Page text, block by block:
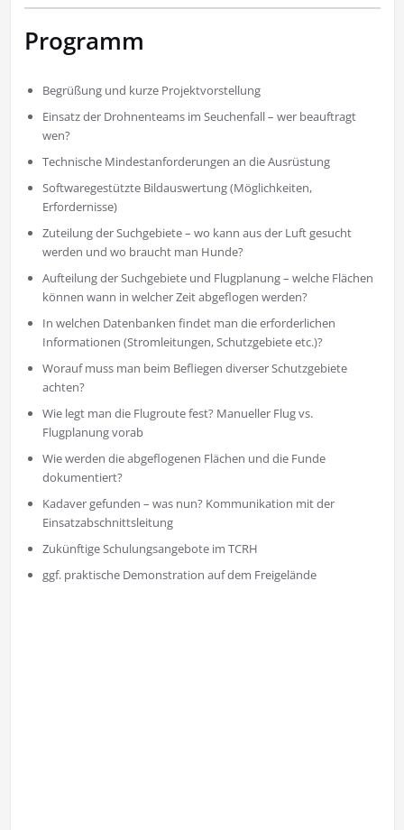
Programm
Begrüßung und kurze Projektvorstellung
Einsatz der Drohnenteams im Seuchenfall – wer beauftragt
wen?
Technische Mindestanforderungen an die Ausrüstung
Softwaregestützte Bildauswertung (Möglichkeiten,
Erfordernisse)
Zuteilung der Suchgebiete – wo kann aus der Luft gesucht
werden und wo braucht man Hunde?
Aufteilung der Suchgebiete und Flugplanung – welche Flächen
können wann in welcher Zeit abgeflogen werden?
In welchen Datenbanken findet man die erforderlichen
Informationen (Stromleitungen, Schutzgebiete etc.)?
Worauf muss man beim Befliegen diverser Schutzgebiete
achten?
Wie legt man die Flugroute fest? Manueller Flug vs.
Flugplanung vorab
Wie werden die abgeflogenen Flächen und die Funde
dokumentiert?
Kadaver gefunden – was nun? Kommunikation mit der
Einsatzabschnittsleitung
Zukünftige Schulungsangebote im TCRH
ggf. praktische Demonstration auf dem Freigelände